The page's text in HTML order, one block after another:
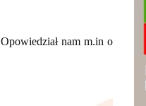
nam m.in o